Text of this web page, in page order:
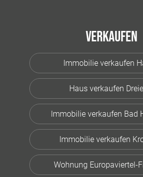
Verkaufen
Immobilie verkaufen
Haus verkaufen
Immobilie verkaufen Bad
Immobilie verkaufen
Wohnung Europaviertel-